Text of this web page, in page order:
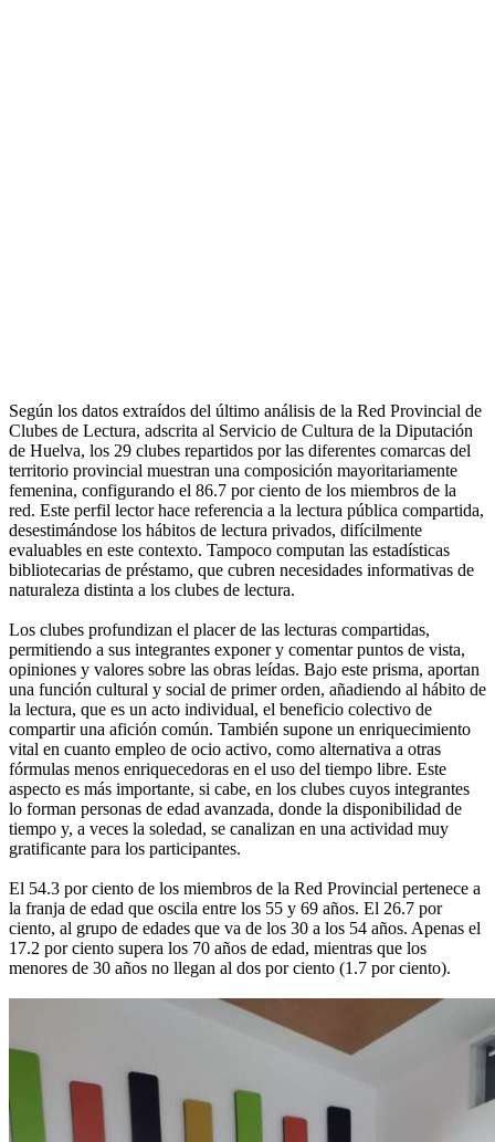
Según los datos extraídos del último análisis de la Red Provincial de
Clubes de Lectura, adscrita al Servicio de Cultura de la Diputación
de Huelva, los 29 clubes repartidos por las diferentes comarcas del
territorio provincial muestran una composición mayoritariamente
femenina, configurando el 86.7 por ciento de los miembros de la
red. Este perfil lector hace referencia a la lectura pública compartida,
desestimándose los hábitos de lectura privados, difícilmente
evaluables en este contexto. Tampoco computan las estadísticas
bibliotecarias de préstamo, que cubren necesidades informativas de
naturaleza distinta a los clubes de lectura.
Los clubes profundizan el placer de las lecturas compartidas,
permitiendo a sus integrantes exponer y comentar puntos de vista,
opiniones y valores sobre las obras leídas. Bajo este prisma, aportan
una función cultural y social de primer orden, añadiendo al hábito de
la lectura, que es un acto individual, el beneficio colectivo de
compartir una afición común. También supone un enriquecimiento
vital en cuanto empleo de ocio activo, como alternativa a otras
fórmulas menos enriquecedoras en el uso del tiempo libre. Este
aspecto es más importante, si cabe, en los clubes cuyos integrantes
lo forman personas de edad avanzada, donde la disponibilidad de
tiempo y, a veces la soledad, se canalizan en una actividad muy
gratificante para los participantes.
El 54.3 por ciento de los miembros de la Red Provincial pertenece a
la franja de edad que oscila entre los 55 y 69 años. El 26.7 por
ciento, al grupo de edades que va de los 30 a los 54 años. Apenas el
17.2 por ciento supera los 70 años de edad, mientras que los
menores de 30 años no llegan al dos por ciento (1.7 por ciento).